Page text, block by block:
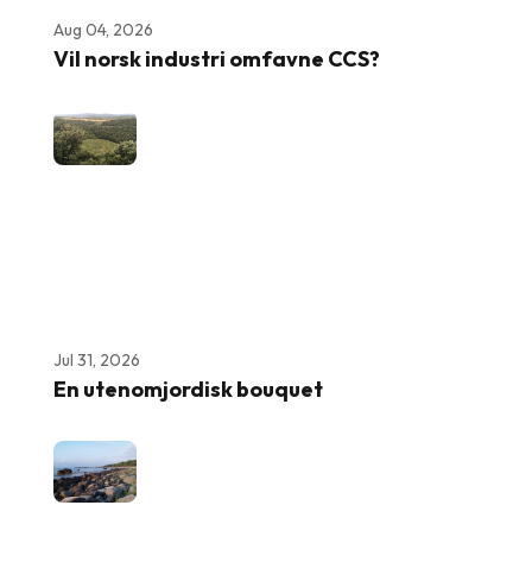
Aug 04, 2026
Vil norsk industri omfavne CCS?
Jul 31, 2026
En utenomjordisk bouquet